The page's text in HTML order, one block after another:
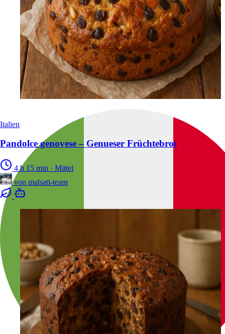
Italien
Pandolce genovese – Genueser Früchtebrot
4 h 15 min · Mittel
von malsati-team